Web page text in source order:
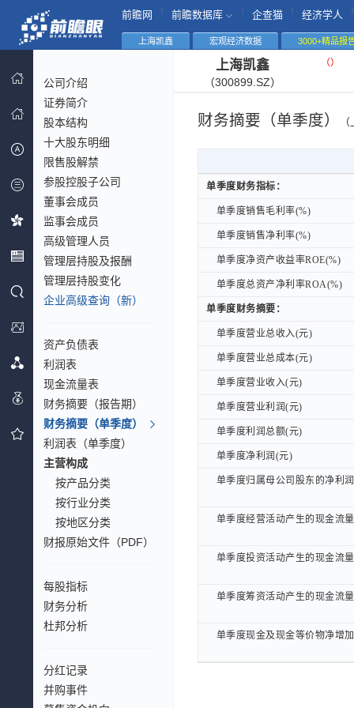
前瞻网 前瞻数据库 企查猫 经济学人
上海凯鑫 宏观经济数据 3000+精品报
公司介绍
证券简介
股本结构
十大股东明细
限售股解禁
参股控股子公司
董事会成员
监事会成员
高级管理人员
管理层持股及报酬
管理层持股变化
企业高级查询（新）
资产负债表
利润表
现金流量表
财务摘要（报告期）
财务摘要（单季度）
利润表（单季度）
主营构成
按产品分类
按行业分类
按地区分类
财报原始文件（PDF）
每股指标
财务分析
杜邦分析
分红记录
并购事件
上海凯鑫
（300899.SZ）
（）
财务摘要（单季度）
单季度财务指标：
单季度销售毛利率(%)
单季度销售净利率(%)
单季度净资产收益率ROE(%)
单季度总资产净利率ROA(%)
单季度财务摘要：
单季度营业总收入(元)
单季度营业总成本(元)
单季度营业收入(元)
单季度营业利润(元)
单季度利润总额(元)
单季度净利润(元)
单季度归属母公司股东的净利
单季度经营活动产生的现金流
单季度投资活动产生的现金流
单季度筹资活动产生的现金流
单季度现金及现金等价物净增
单季度财务指标：
单季度销售毛利率(%)
单季度销售净利率(%)
单季度净资产收益率ROE(%)
单季度总资产净利率ROA(%)
单季度财务摘要：
单季度营业总收入(元)
单季度营业总成本(元)
单季度营业收入(元)
单季度营业利润(元)
单季度利润总额(元)
单季度净利润(元)
单季度归属母公司股东的净利
单季度经营活动产生的现金流
单季度投资活动产生的现金流
单季度筹资活动产生的现金流
单季度现金及现金等价物净增